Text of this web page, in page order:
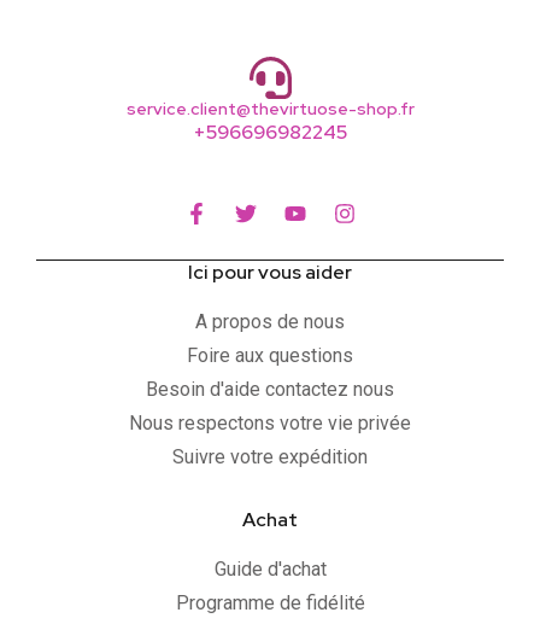
service.client@thevirtuose-shop.fr
+596696982245
Ici pour vous aider
A propos de nous
Foire aux questions
Besoin d'aide contactez nous
Nous respectons votre vie privée
Suivre votre expédition
Achat
Guide d'achat
Programme de fidélité